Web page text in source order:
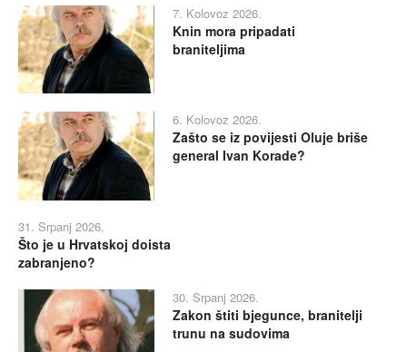
7. Kolovoz 2026.
Knin mora pripadati
braniteljima
6. Kolovoz 2026.
Zašto se iz povijesti Oluje briše
general Ivan Korade?
31. Srpanj 2026.
Što je u Hrvatskoj doista
zabranjeno?
30. Srpanj 2026.
Zakon štiti bjegunce, branitelji
trunu na sudovima